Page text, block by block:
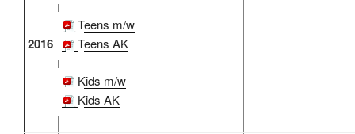
2016
Teens m/w
Teens AK
Kids m/w
Kids AK